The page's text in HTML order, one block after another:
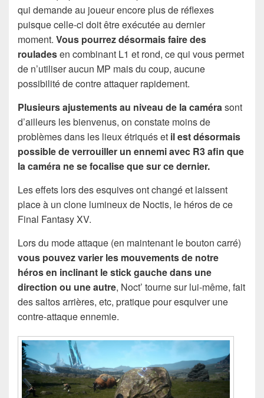
qui demande au joueur encore plus de réflexes
puisque celle-ci doit être exécutée au dernier
moment. Vous pourrez désormais faire des
rouladesen combinant L1 et rond, ce qui vous permet
de n’utiliser aucun MP mais du coup, aucune
possibilité de contre attaquer rapidement.
Plusieurs ajustements au niveau de la caméra sont
d’ailleurs les bienvenus, on constate moins de
problèmes dans les lieux étriqués et il est désormais
possible de verrouiller un ennemi avec R3 afin que
la caméra ne se focalise que sur ce dernier.
Les effets lors des esquives ont changé et laissent
place à un clone lumineux de Noctis, le héros de ce
Final Fantasy XV.
Lors du mode attaque (en maintenant le bouton carré)
vous pouvez varier les mouvements de notre
héros en inclinant le stick gauche dans une
direction ou une autre, Noct’ tourne sur lui-même, fait
des saltos arrières, etc, pratique pour esquiver une
contre-attaque ennemie.